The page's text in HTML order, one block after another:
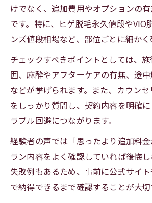
けでなく、追加費用やオプションの
です。特に、ヒゲ脱毛永久値段やVIO
ンズ値段相場など、部位ごとに細かく
チェックすべきポイントとしては、
囲、麻酔やアフターケアの有無、途
などが挙げられます。また、カウン
をしっかり質問し、契約内容を明確
ラブル回避につながります。
経験者の声では「思ったより追加料
ラン内容をよく確認していれば後悔
失敗例もあるため、事前に公式サイ
で納得できるまで確認することが大切